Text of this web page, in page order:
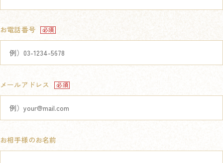
お電話番号
メールアドレス
お相手様のお名前